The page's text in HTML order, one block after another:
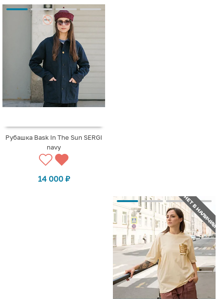
Рубашка Bask In The Sun SERGI
navy
14 000 ₽
НЕТ В НАЛИЧИИ